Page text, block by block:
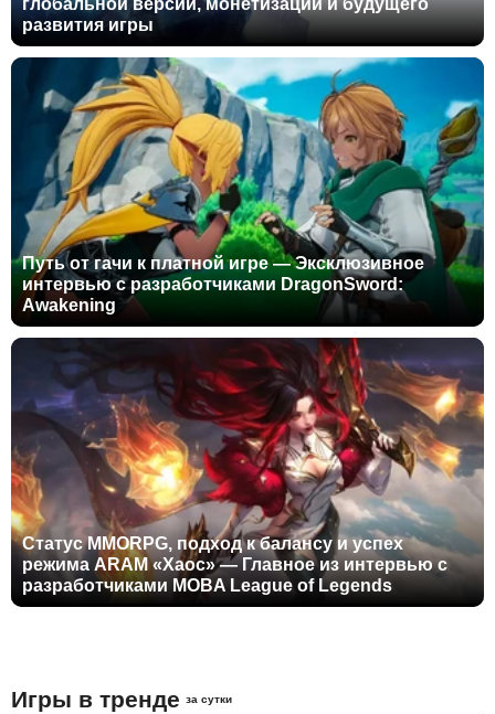
глобальной версии, монетизации и будущего
развития игры
Путь от гачи к платной игре — Эксклюзивное
интервью с разработчиками DragonSword:
Awakening
Статус MMORPG, подход к балансу и успех
режима ARAM «Хаос» — Главное из интервью с
разработчиками MOBA League of Legends
Игры в тренде за сутки